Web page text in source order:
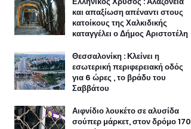
και απαξίωση απέναντι στους
κατοίκους της Χαλκιδικής
καταγγέλει ο Δήμος Αριστοτέλη
Θεσσαλονίκη : Κλείνει η
εσωτερική περιφερειακή οδός
για 6 ώρες , το βράδυ του
Σαββάτου
Αιφνίδιο λουκέτο σε αλυσίδα
σούπερ μάρκετ, στον δρόμο 170